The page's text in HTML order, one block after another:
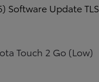
Software Update TLS
Touch 2 Go (Low)